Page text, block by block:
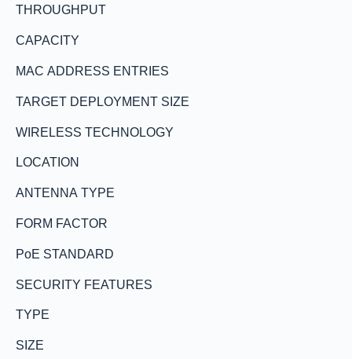
THROUGHPUT
CAPACITY
MAC ADDRESS ENTRIES
TARGET DEPLOYMENT SIZE
WIRELESS TECHNOLOGY
LOCATION
ANTENNA TYPE
FORM FACTOR
PoE STANDARD
SECURITY FEATURES
TYPE
SIZE